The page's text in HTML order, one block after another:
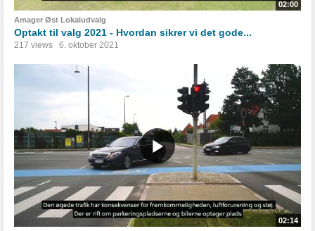
02:00
Amager Øst Lokaludvalg
Optakt til valg 2021 - Hvordan sikrer vi det gode...
217 views 6. oktober 2021
02:14